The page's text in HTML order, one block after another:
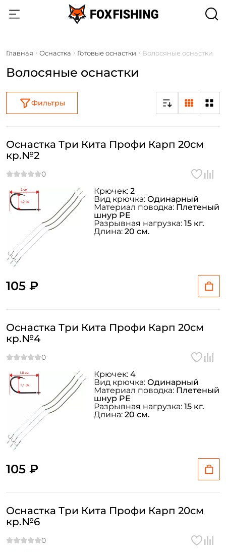
Главная Оснастка Готовые оснастки Волосяные оснастки
Волосяные оснастки
Фильтры
Оснастка Три Кита Профи Карп 20см
кр.№2
105 ₽
Крючек: 2
Вид крючка: Одинарный
Материал поводка: Плетеный
шнур PE
Разрывная нагрузка: 15 кг.
Длина: 20 см.
Оснастка Три Кита Профи Карп 20см
кр.№4
105 ₽
Крючек: 4
Вид крючка: Одинарный
Материал поводка: Плетеный
шнур PE
Разрывная нагрузка: 15 кг.
Длина: 20 см.
Оснастка Три Кита Профи Карп 20см
кр.№6